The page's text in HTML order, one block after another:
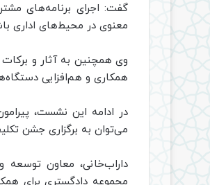
گفت: اجرای برنامه‌های
معنوی در محیط‌های اداری
وی همچنین به آثار و
همکاری و هم‌افزایی
در ادامه این نشست،
می‌توان به برگزاری جشن
داراب‌خانی، معاون توسعه
مجموعه دادگستری برای